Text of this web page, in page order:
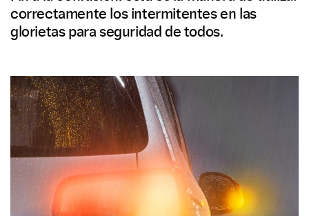
correctamente los intermitentes en las
glorietas para seguridad de todos.